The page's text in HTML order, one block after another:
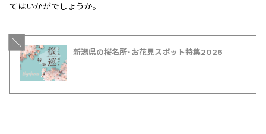
てはいかがでしょうか。
新潟県の桜名所･お花見スポット特集2026